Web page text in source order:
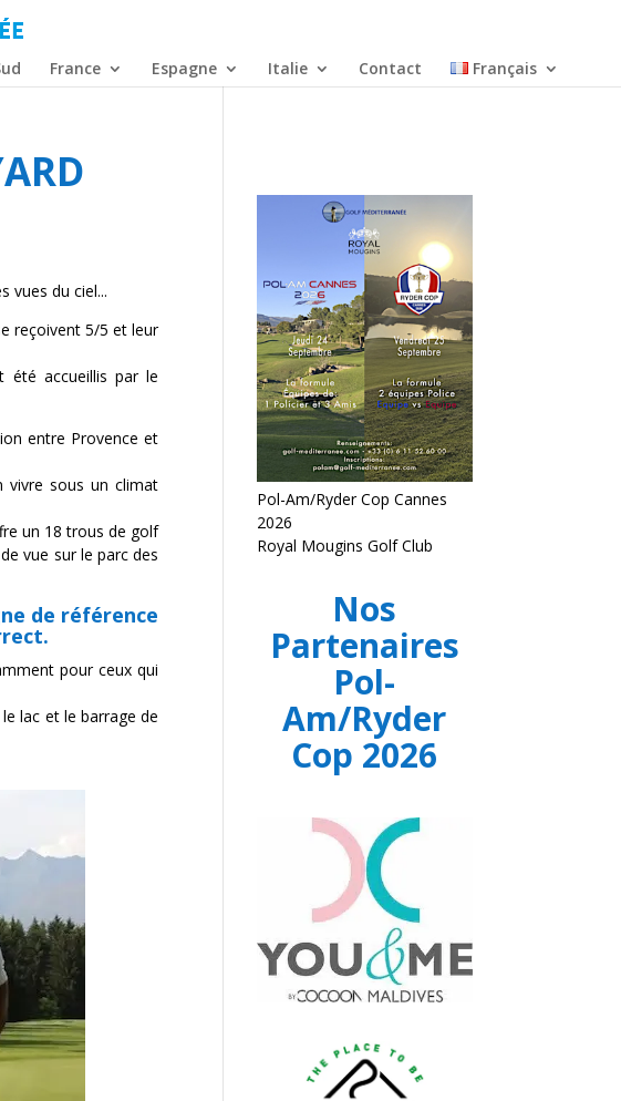
France Espagne Italie Contact Français
vues du ciel...
reçoivent 5/5 et leur
été accueillis par le
entre Provence et
vivre sous un climat
un 18 trous de golf
vue sur le parc des
de référence
pour ceux qui
lac et le barrage de
Pol-Am/Ryder Cop Cannes
2026
Royal Mougins Golf Club
Nos
Partenaires
Pol-
Am/Ryder
Cop 2026